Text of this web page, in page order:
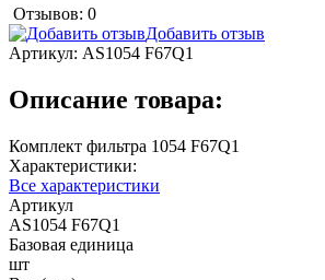
Отзывов: 0
Добавить отзыв
Артикул: AS1054 F67Q1
Описание товара:
Комплект фильтра 1054 F67Q1
Характеристики:
Все характеристики
Артикул
AS1054 F67Q1
Базовая единица
шт